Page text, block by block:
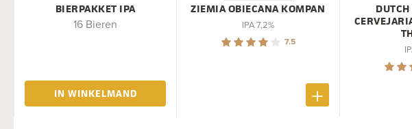
BIERPAKKET IPA
16 Bieren
IN WINKELMAND
ZIEMIA OBIECANA KOMPAN
IPA 7,2%
7.5